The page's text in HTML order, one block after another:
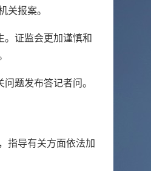
报案。
证监会更加谨慎和
题发布答记者问。
指导有关方面依法加